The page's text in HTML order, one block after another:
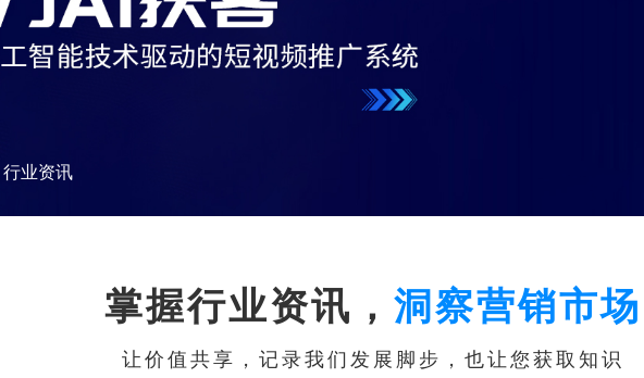
行业资讯
掌握行业资讯， 洞察营销市场
让价值共享，记录我们发展脚步，也让您获取知识